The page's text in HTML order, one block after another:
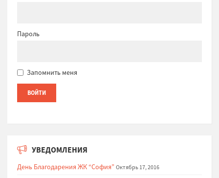
Пароль
Запомнить меня
УВЕДОМЛЕНИЯ
День Благодарения ЖК “София” Октябрь 17, 2016